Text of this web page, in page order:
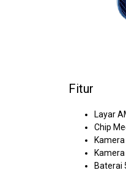
Fitur
Layar
Chip
Baterai